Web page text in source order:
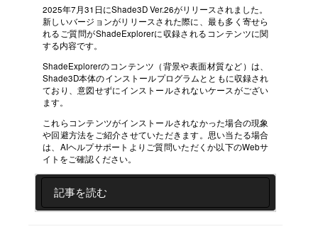
2025年7月31日にShade3D Ver.26がリリースされました。
新しいバージョンがリリースされた際に、最も多く寄せら
れるご質問がShadeExplorerに収録されるコンテンツに関
する内容です。
ShadeExplorerのコンテンツ（背景や表面材質など）は、
Shade3D本体のインストールプログラムとともに収録され
ており、意図せずにインストールされないケースがござい
ます。
これらコンテンツがインストールされなかった場合の現象
や回避方法をご紹介させていただきます。思い当たる場合
は、AIヘルプサポートよりご質問いただくか以下のWebサ
イトをご確認ください。
記事を読む